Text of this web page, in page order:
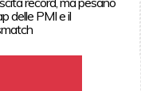
delle PMI e il